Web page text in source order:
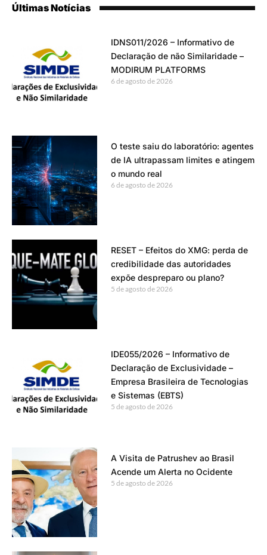
Últimas Notícias
IDNS011/2026 – Informativo de
Declaração de não Similaridade –
MODIRUM PLATFORMS
6 de agosto de 2026
O teste saiu do laboratório: agentes
de IA ultrapassam limites e atingem
o mundo real
6 de agosto de 2026
RESET – Efeitos do XMG: perda de
credibilidade das autoridades
expõe despreparo ou plano?
5 de agosto de 2026
IDE055/2026 – Informativo de
Declaração de Exclusividade –
Empresa Brasileira de Tecnologias
e Sistemas (EBTS)
5 de agosto de 2026
A Visita de Patrushev ao Brasil
Acende um Alerta no Ocidente
5 de agosto de 2026